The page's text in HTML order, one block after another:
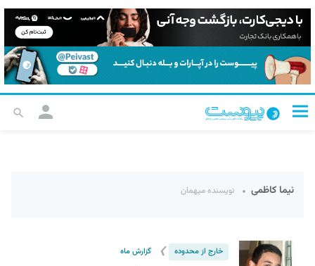
نیما کاظمی نویسنده میهمان
خارج از محدوده ❯ گزارش ماه